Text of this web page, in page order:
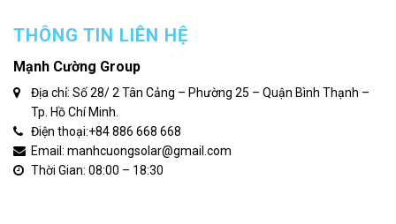
THÔNG TIN LIÊN HỆ
Mạnh Cường Group
Địa chỉ: Số 28/ 2 Tân Cảng – Phường 25 – Quận Bình Thạnh –
Tp. Hồ Chí Minh.
Điện thoại:+84 886 668 668
Email: manhcuongsolar@gmail.com
Thời Gian: 08:00 – 18:30